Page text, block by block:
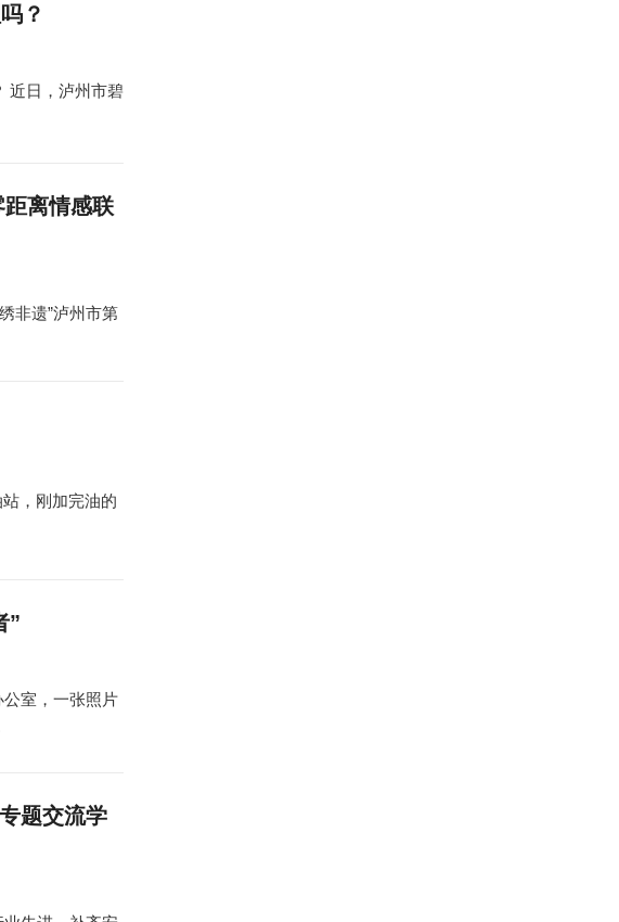
？
近日，泸州市碧
离情感联
非遗”泸州市第
，刚加完油的
”
室，一张照片
题交流学